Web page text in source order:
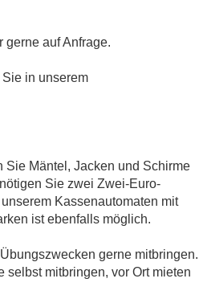
gerne auf Anfrage.
in unserem
Sie Mäntel, Jacken und Schirme
Sie zwei Zwei-Euro-
Kassenautomaten mit
ist ebenfalls möglich.
gerne mitbringen.
selbst mitbringen, vor Ort mieten